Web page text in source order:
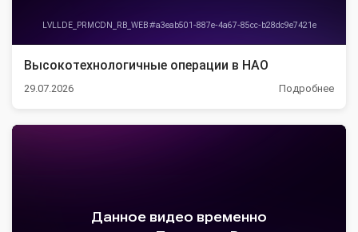
Высокотехнологичные операции в НАО
29.07.2026 Подробнее